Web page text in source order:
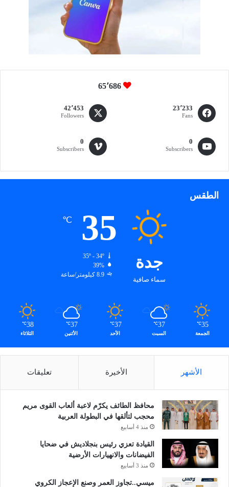
65٬686
23٬233
Fans
42٬453
Followers
0
Subscribers
0
Subscribers
الطقس
جدة
سماء صافية
35
℃
35º - 34º
39%
8.9 كيلومتر/ساعة
35
℃
الجمعة
37
℃
السبت
37
℃
الأحد
37
℃
الأثنين
38
℃
الثلاثاء
الأشهر الأخيرة تعليقات
محافظ الطائف يكرّم لاعبة ألعاب القوى مريم
محجب لتألقها في البطولة العربية
منذ 4 أسابيع
القيادة تعزي رئيس بنجلاديش في ضحايا
الفيضانات والانهيارات الأرضية
منذ 3 أسابيع
ميسي..تجاوز العمر وصنع الإعجاز الكروي